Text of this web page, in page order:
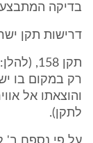
בדיקה
דרישות תקן
תקן
רק במקום בו
לתקן).